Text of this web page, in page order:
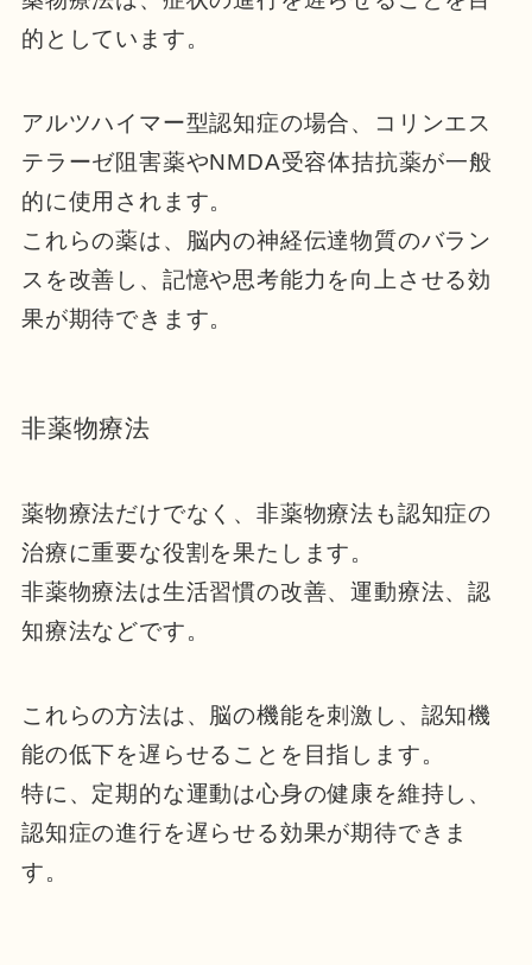
的としています。
アルツハイマー型認知症の場合、コリンエス
テラーゼ阻害薬やNMDA受容体拮抗薬が一般
的に使用されます。
これらの薬は、脳内の神経伝達物質のバラン
スを改善し、記憶や思考能力を向上させる効
果が期待できます。
非薬物療法
薬物療法だけでなく、非薬物療法も認知症の
治療に重要な役割を果たします。
非薬物療法は生活習慣の改善、運動療法、認
知療法などです。
これらの方法は、脳の機能を刺激し、認知機
能の低下を遅らせることを目指します。
特に、定期的な運動は心身の健康を維持し、
認知症の進行を遅らせる効果が期待できま
す。